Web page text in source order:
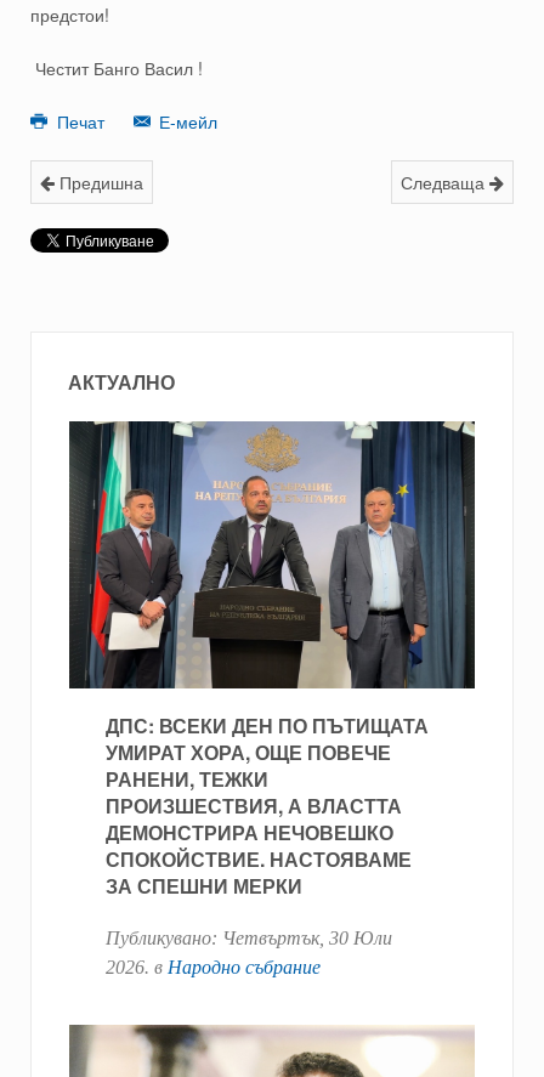
предстои!
Честит Банго Васил !
Печат Е-мейл
Предишна Следваща
АКТУАЛНО
ДПС: ВСЕКИ ДЕН ПО ПЪТИЩАТА
УМИРАТ ХОРА, ОЩЕ ПОВЕЧЕ
РАНЕНИ, ТЕЖКИ
ПРОИЗШЕСТВИЯ, А ВЛАСТТА
ДЕМОНСТРИРА НЕЧОВЕШКО
СПОКОЙСТВИЕ. НАСТОЯВАМЕ
ЗА СПЕШНИ МЕРКИ
Публикувано: Четвъртък, 30 Юли
2026. в Народно събрание